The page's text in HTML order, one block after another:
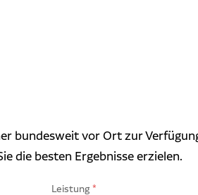
bundesweit vor Ort zur
die besten Ergebnisse erzielen.
Leistung